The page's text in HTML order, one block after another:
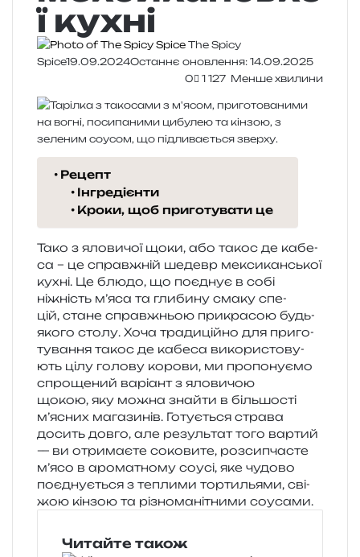
ї кухні
The Spicy
Spice19.09.2024Останнє оновлення: 14.09.2025
0
1 127 Менше хвилини
Рецепт
Інгредієнти
Кроки, щоб приготувати це
Тако з яло­ви­чої щоки, або такос де кабе­
са – це справ­жній шедевр мекси­кан­ської
кухні. Це блюдо, що поєд­нує в собі
ніжність м’яса та гли­би­ну смаку спе­
цій, стане справ­жньою при­кра­сою будь-
якого столу. Хоча тра­ди­цій­но для при­го­
ту­ва­н­ня такос де кабе­са вико­ри­сто­ву­
ють цілу голо­ву коро­ви, ми про­по­ну­є­мо
спро­ще­ний варі­ант з яло­ви­чою
щокою, яку можна зна­йти в біль­шо­сті
м’я­сних мага­зи­нів. Готується стра­ва
досить довго, але резуль­тат того вар­тий
— ви отри­ма­є­те соко­ви­те, роз­си­пча­сте
м’ясо в аро­ма­тно­му соусі, яке чудо­во
поєд­ну­є­ться з тепли­ми тор­ти­лья­ми, сві­
жою кін­зою та різно­ма­ні­тни­ми соусами.
Читайте також